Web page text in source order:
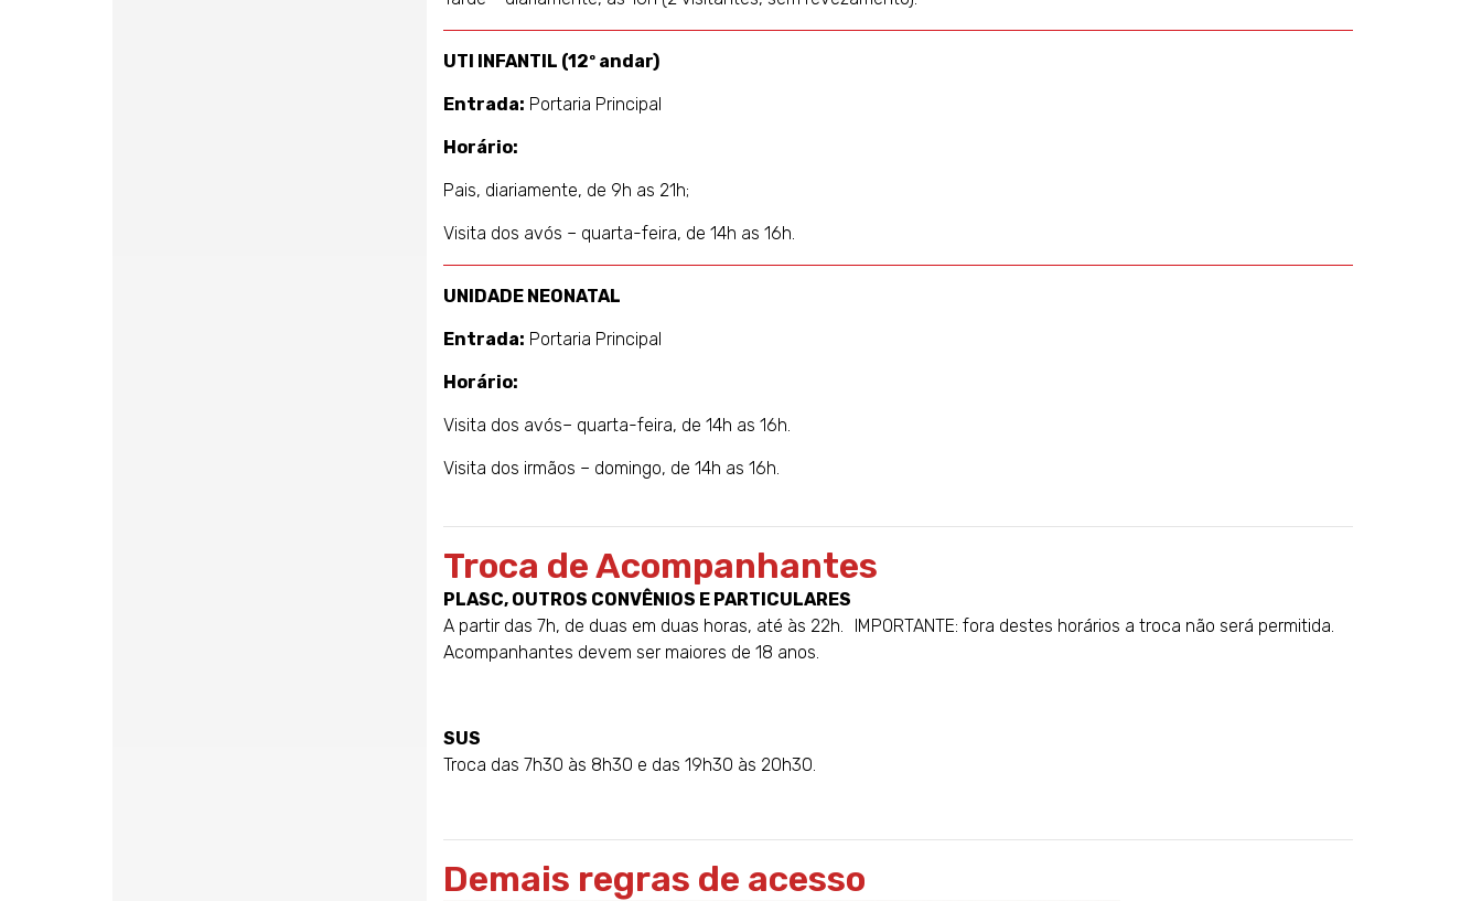
UTI INFANTIL (12º andar)
Entrada: Portaria Principal
Horário:
Pais, diariamente, de 9h as 21h;
Visita dos avós – quarta-feira, de 14h as 16h.
UNIDADE NEONATAL
Entrada: Portaria Principal
Horário:
Visita dos avós– quarta-feira, de 14h as 16h.
Visita dos irmãos – domingo, de 14h as 16h.
Troca de Acompanhantes
PLASC, OUTROS CONVÊNIOS E PARTICULARES
A partir das 7h, de duas em duas horas, até às 22h. IMPORTANTE: fora destes horários a troca não será permitida.
Acompanhantes devem ser maiores de 18 anos.
SUS
Troca das 7h30 às 8h30 e das 19h30 às 20h30.
Demais regras de acesso